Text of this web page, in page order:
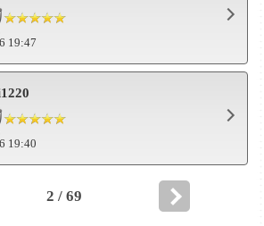
19:47
19:40
2 / 69